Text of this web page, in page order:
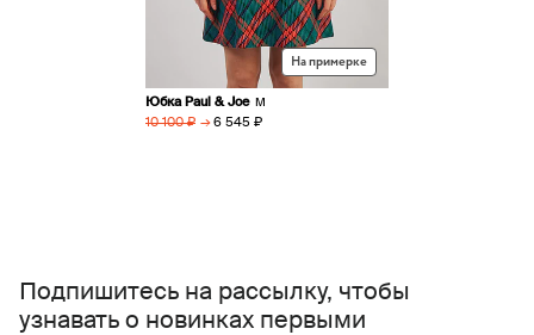
На примерке
Юбка Paul & Joe M
10 100 ₽ → 6 545 ₽
Подпишитесь на рассылку, чтобы
узнавать о новинках первыми